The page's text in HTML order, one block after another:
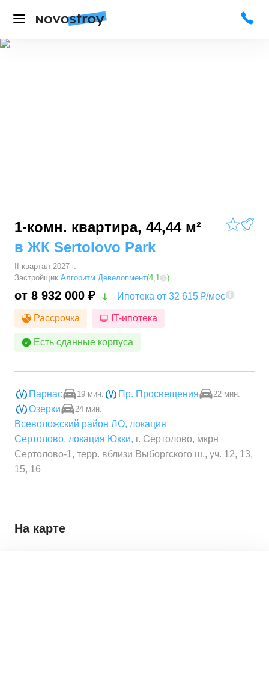
1-комн. квартира, 44,44 м²
в ЖК Sertolovo Park
II квартал 2027 г.
Застройщик Алгоритм Девелопмент(4,1 )
от 8 932 000 ₽ Ипотека от 32 615 ₽/мес
Рассрочка IT-ипотека
Есть сданные корпуса
Парнас 19 мин. Пр. Просвещения 22 мин.
Озерки 24 мин.
Всеволожский район ЛО, локация
Сертолово, локация Юкки, г. Сертолово, мкрн
Сертолово-1, терр. вблизи Выборгского ш., уч. 12, 13,
15, 16
На карте